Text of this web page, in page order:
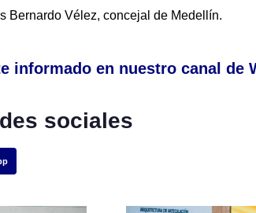
Bernardo Vélez, concejal de Medellín.
informado en nuestro canal de
sociales